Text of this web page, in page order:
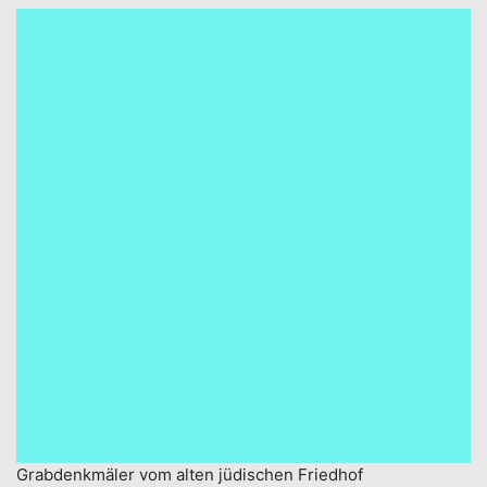
Grabdenkmäler vom alten jüdischen Friedhof